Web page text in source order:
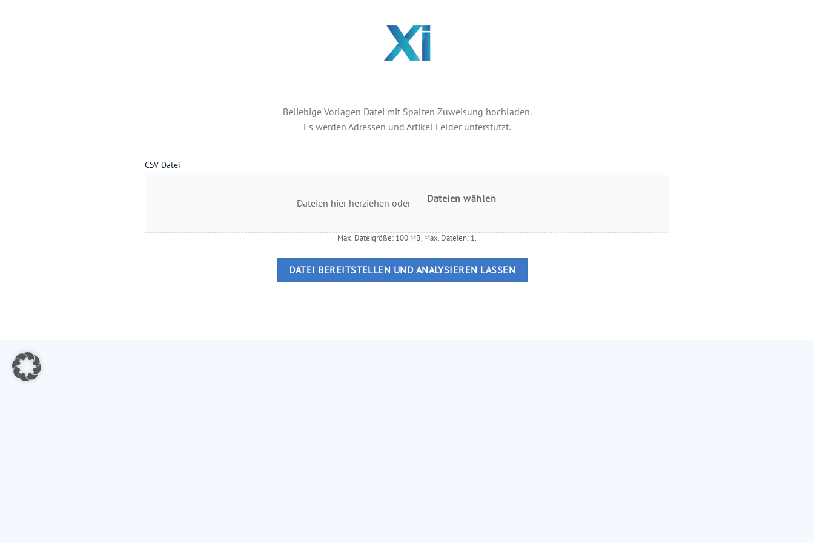
Beliebige Vorlagen Datei mit Spalten Zuweisung hochladen.
Es werden Adressen und Artikel Felder unterstützt.
CSV-Datei
Dateien hier herziehen oder Dateien wählen
Max. Dateigröße: 100 MB, Max. Dateien: 1.